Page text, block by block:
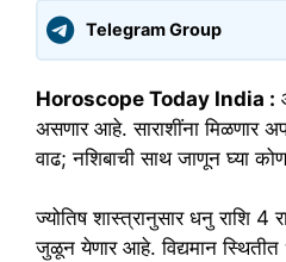
Telegram Group
Horoscope Today India :
असणार आहे. साराशींना मिळणार
वाढ; नशिबाची साथ जाणून घ्या
ज्योतिष शास्त्रानुसार धनु राशि 4
जुळून येणार आहे. विद्यमान